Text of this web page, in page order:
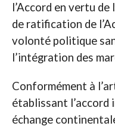
l’Accord en vertu
de ratification de
volonté politique
l’intégration des
Conformément à
établissant
échange